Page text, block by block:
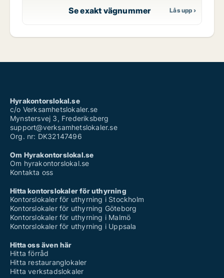
Se exakt vägnummer
Hyrakontorslokal.se
c/o Verksamhetslokaler.se
Mynstersvej 3, Frederiksberg
support@verksamhetslokaler.se
Org. nr: DK32147496
Om Hyrakontorslokal.se
Om hyrakontorslokal.se
Kontakta oss
Hitta kontorslokaler för uthyrning
Kontorslokaler för uthyrning i Stockholm
Kontorslokaler för uthyrning Göteborg
Kontorslokaler för uthyrning i Malmö
Kontorslokaler för uthyrning i Uppsala
Hitta oss även här
Hitta förråd
Hitta restauranglokaler
Hitta verkstadslokaler